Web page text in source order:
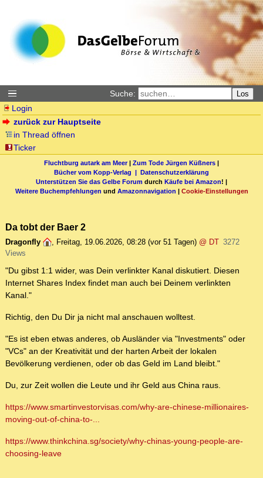
Suche: Los
Login
zurück zur Hauptseite
in Thread öffnen
Ticker
Fluchtburg autark am Meer| Zum Tode Jürgen Küßners |
Bücher vom Kopp-Verlag | Datenschutzerklärung
Unterstützen Sie das Gelbe Forum durch Käufe bei Amazon! |
Weitere Buchempfehlungen und Amazonnavigation | Cookie-Einstellungen
Da tobt der Baer 2
Dragonfly , Freitag, 19.06.2026, 08:28 (vor 51 Tagen) @ DT 3272
Views
"Du gibst 1:1 wider, was Dein verlinkter Kanal diskutiert. Diesen
Internet Shares Index findet man auch bei Deinem verlinkten
Kanal."
Richtig, den Du Dir ja nicht mal anschauen wolltest.
"Es ist eben etwas anderes, ob Ausländer via "Investments" oder
"VCs" an der Kreativität und der harten Arbeit der lokalen
Bevölkerung verdienen, oder ob das Geld im Land bleibt."
Du, zur Zeit wollen die Leute und ihr Geld aus China raus.
https://www.smartinvestorvisas.com/why-are-chinese-millionaires-
moving-out-of-china-to-...
https://www.thinkchina.sg/society/why-chinas-young-people-are-
choosing-leave